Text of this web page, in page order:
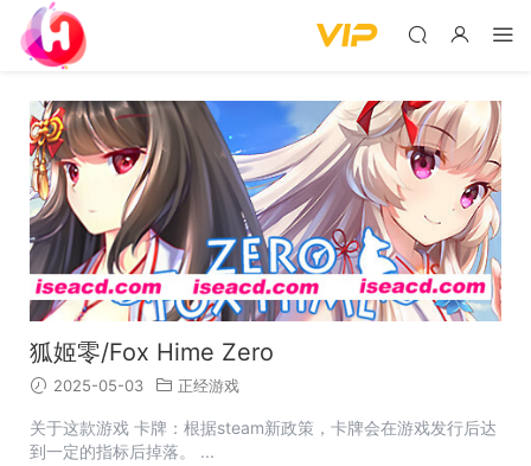
狐姬零/Fox Hime Zero
2025-05-03 正经游戏
关于这款游戏 卡牌：根据steam新政策，卡牌会在游戏发行后达
到一定的指标后掉落。 ...